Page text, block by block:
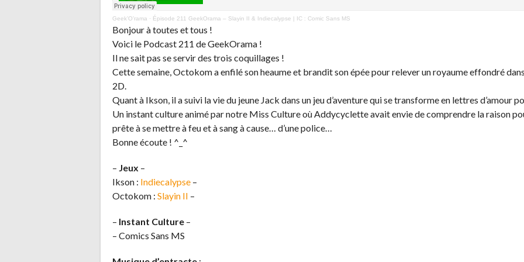
Geek’O’rama · Épisode 211 GeekOrama – Slayin II & Indiecalypse | IC : Comic Sans MS
Bonjour à toutes et tous !
Voici le Podcast 211 de GeekOrama !
Il ne sait pas se servir des trois coquillages !
Cette semaine, Octokom a enfilé son heaume et brandit son épée pour relever un royaume effondré dans
2D.
Quant à Ikson, il a suivi la vie du jeune Jack dans un jeu d’aventure qui se transforme en lettres d’amour
Un instant culture animé par notre Miss Culture où Addycyclette avait envie de comprendre la raison
prête à se mettre à feu et à sang à cause… d’une police…
Bonne écoute ! ^_^
– Jeux –
Ikson : Indiecalypse –
Octokom : Slayin II –
– Instant Culture –
– Comics Sans MS